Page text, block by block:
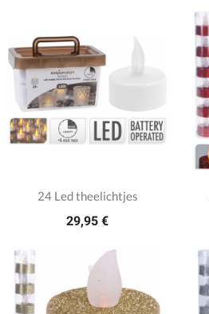
24 Led theelichtjes
29,95 €